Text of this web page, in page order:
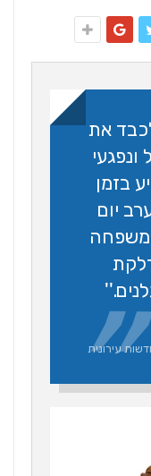
את
ונפגעי
בזמן
יום
עירונית